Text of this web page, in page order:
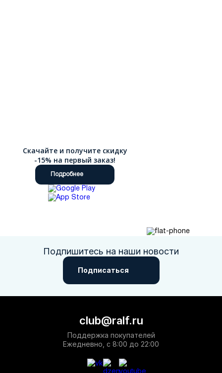
Скачайте и получите скидку
-15% на первый заказ!
Подробнее
Подпишитесь на наши новости
Подписаться
club@ralf.ru
Поддержка покупателей
Ежедневно, с 8:00 до 22:00